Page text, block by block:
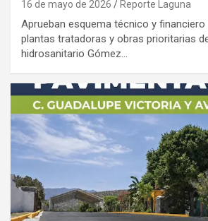
16 de mayo de 2026 Reporte Laguna
Aprueban esquema técnico y financiero
plantas tratadoras y obras prioritarias
hidrosanitario Gómez…